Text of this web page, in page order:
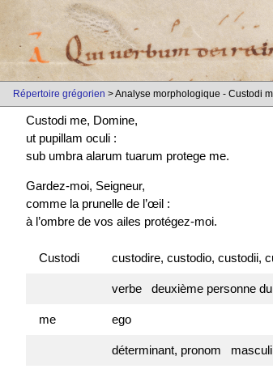
Répertoire grégorien > Analyse morphologique - Custodi
Custodi me, Domine,
ut pupillam oculi :
sub umbra alarum tuarum protege me.
Gardez-moi, Seigneur,
comme la prunelle de l’œil :
à l’ombre de vos ailes protégez-moi.
Custodi custodire, custodio, custodii,
verbe deuxième personne
me ego
déterminant, pronom